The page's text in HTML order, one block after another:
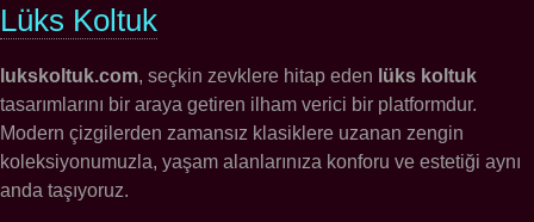
Lüks Koltuk
lukskoltuk.com, seçkin zevklere hitap eden lüks koltuk
tasarımlarını bir araya getiren ilham verici bir platformdur.
Modern çizgilerden zamansız klasiklere uzanan zengin
koleksiyonumuzla, yaşam alanlarınıza konforu ve estetiği aynı
anda taşıyoruz.